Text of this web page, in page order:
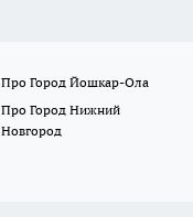
Про Город Йошкар-Ола
Про Город Нижний
Новгород